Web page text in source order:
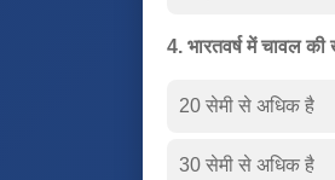
4. भारतवर्ष में चावल की
20 सेमी से अधिक है
30 सेमी से अधिक है